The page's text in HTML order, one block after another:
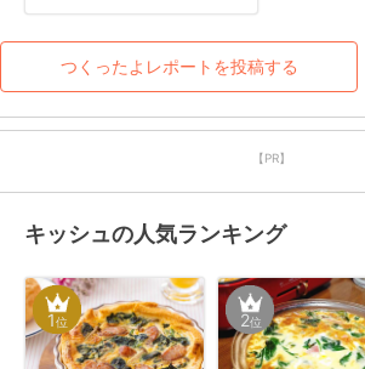
がとうございました！
つくったよレポートを投稿する
【PR】
キッシュの人気ランキング
1位 2位